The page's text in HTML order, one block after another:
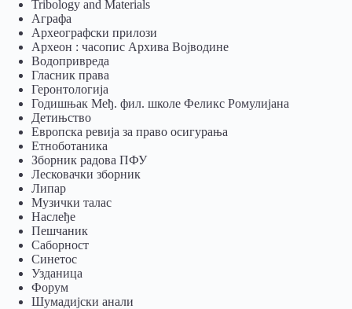
Tribology and Materials
Аграфа
Археографски прилози
Археон : часопис Архива Војводине
Водопривреда
Гласник права
Геронтологија
Годишњак Међ. фил. школе Феликс Ромулијана
Детињство
Европска ревија за право осигурања
Eтноботаника
Зборник радова ПФУ
Лесковачки зборник
Липар
Музички талас
Наслеђе
Пешчаник
Саборност
Синетос
Узданица
Форум
Шумадијски анали